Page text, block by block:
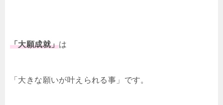
「大願成就」は
「大きな願いが叶えられる事」です。